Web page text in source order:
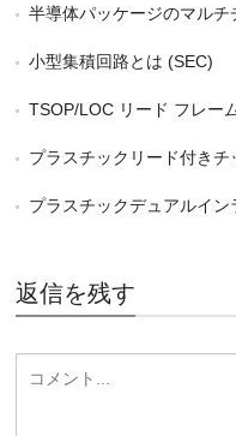
半導体パッケージのマル
小型集積回路とは (SEC)
TSOP/LOC リード フレー
プラスチックリード付きチッ
プラスチックデュアルインライ
返信を残す